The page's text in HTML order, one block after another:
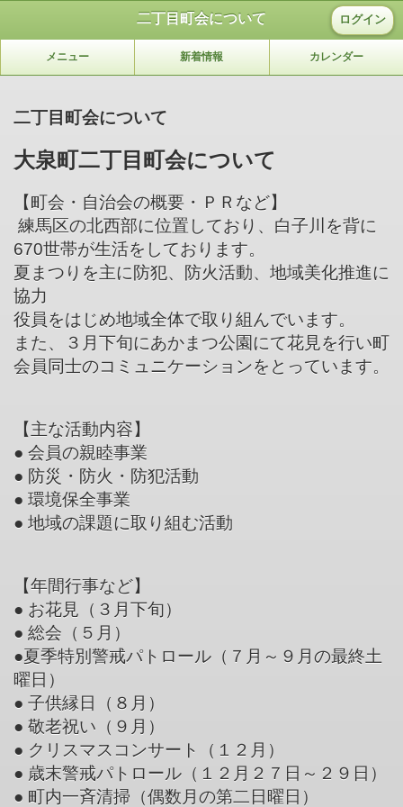
二丁目町会について ログイン
メニュー 新着情報 カレンダー
二丁目町会について
大泉町二丁目町会について
【町会・自治会の概要・ＰＲなど】
練馬区の北西部に位置しており、白子川を背に
670世帯が生活をしております。
夏まつりを主に防犯、防火活動、地域美化推進に
協力
役員をはじめ地域全体で取り組んでいます。
また、３月下旬にあかまつ公園にて花見を行い町
会員同士のコミュニケーションをとっています。
【主な活動内容】
● 会員の親睦事業
● 防災・防火・防犯活動
● 環境保全事業
● 地域の課題に取り組む活動
【年間行事など】
● お花見（３月下旬）
● 総会（５月）
●夏季特別警戒パトロール （７月～９月の最終土
曜日）
● 子供縁日（８月）
● 敬老祝い（９月）
● クリスマスコンサート（１２月）
● 歳末警戒パトロール （１２月２７日～２９日）
● 町内一斉清掃（偶数月の第二日曜日）